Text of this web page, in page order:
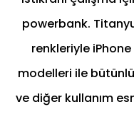
powerbank.
renkleriyle iPhone
modelleri ile
ve diğer kullanım